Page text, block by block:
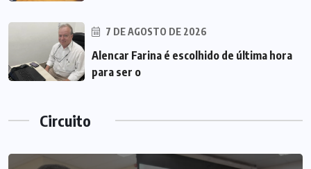
7 DE AGOSTO DE 2026
Alencar Farina é escolhido de última hora
para ser o
Circuito